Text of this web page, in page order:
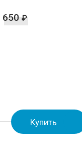
650 ₽
Купить